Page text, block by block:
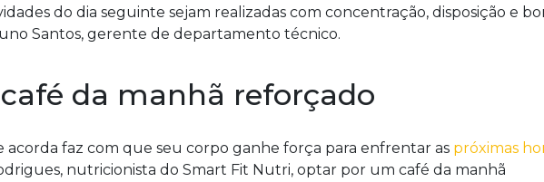
do dia seguinte sejam realizadas com concentração, disposição e
Santos, gerente de departamento técnico.
da manhã reforçado
acorda faz com que seu corpo ganhe força para enfrentar as próximas
nutricionista do Smart Fit Nutri, optar por um café da manhã